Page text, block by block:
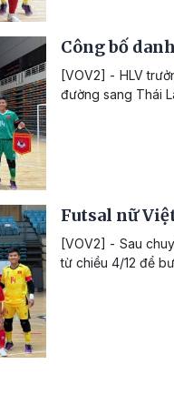
Công bố
[VOV2] - HLV
đường sang Thái
Futsal nữ
[VOV2] - Sau
từ chiều 4/12 để